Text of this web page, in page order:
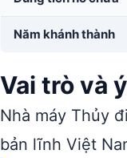
Năm khánh thành
Vai trò và
Nhà máy Thủy
bản lĩnh Việt